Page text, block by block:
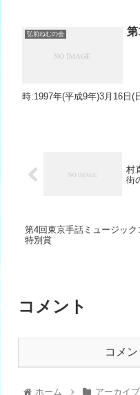
弘前ねむの会 第
時:1997年(平成9年)3月16日(
村
街
第4回東京手話ミュージック
特別賞
コメント
コメ
ホーム アーカイブ